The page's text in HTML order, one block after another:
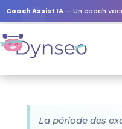
Coach Assist IA — Un coach vocal
La période des